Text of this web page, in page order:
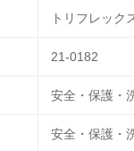
トリフレッ
21-0182
安全・保護・
安全・保護・